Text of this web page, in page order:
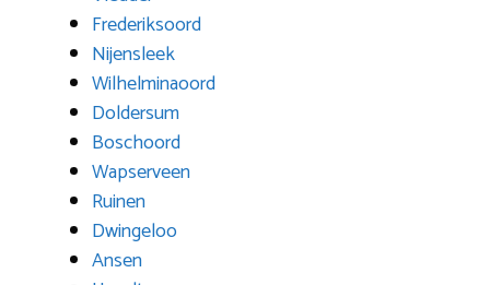
Frederiksoord
Nijensleek
Wilhelminaoord
Doldersum
Boschoord
Wapserveen
Ruinen
Dwingeloo
Ansen